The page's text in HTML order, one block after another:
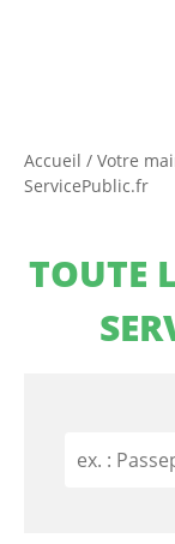
Accueil / Votre
ServicePublic.fr
TOUTE